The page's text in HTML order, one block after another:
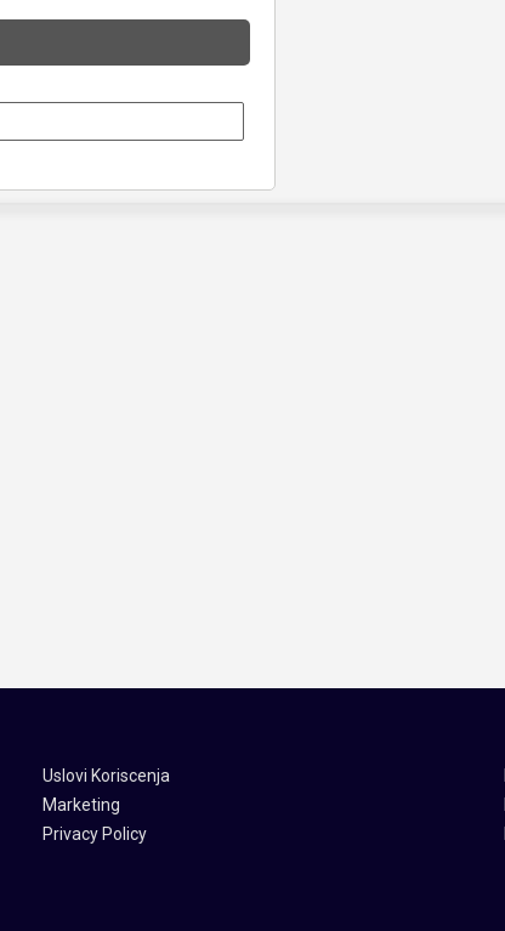
Uslovi Koriscenja
Marketing
Privacy Policy